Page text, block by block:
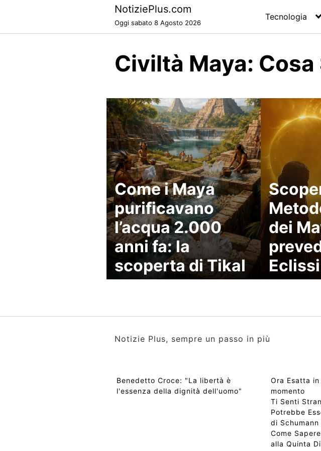
NotiziePlus.com
Oggi sabato 8 Agosto 2026
Tecnologia
Civiltà Maya:
Come i Maya
purificavano
l’acqua 2.000
anni fa: la
scoperta di Tikal
dei
Eclissi
Notizie Plus, sempre un passo in più
Benedetto Croce: "La libertà è
l'essenza della dignità dell'uomo"
Ora Esatta
momento
Ti Senti
Potrebbe
di Schumann
Come
alla Quinta